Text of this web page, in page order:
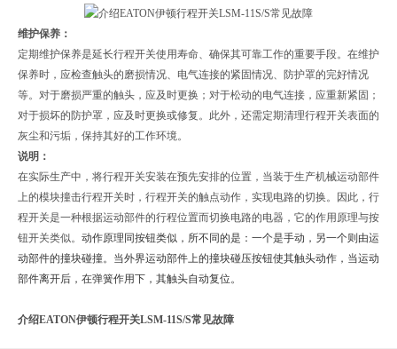
维护保养：
定期维护保养是延长行程开关使用寿命、确保其可靠工作的重要手段。在维护
保养时，应检查触头的磨损情况、电气连接的紧固情况、防护罩的完好情况
等。对于磨损严重的触头，应及时更换；对于松动的电气连接，应重新紧固；
对于损坏的防护罩，应及时更换或修复。此外，还需定期清理行程开关表面的
灰尘和污垢，保持其好的工作环境。
说明：
在实际生产中，将行程开关安装在预先安排的位置，当装于生产机械运动部件
上的模块撞击行程开关时，行程开关的触点动作，实现电路的切换。因此，行
程开关是一种根据运动部件的行程位置而切换电路的电器，它的作用原理与按
钮开关类似。 动作原理同按钮类似，所不同的是：一个是手动，另一个则由运
动部件的撞块碰撞。当外界运动部件上的撞块碰压按钮使其触头动作，当运动
部件离开后，在弹簧作用下，其触头自动复位。
介绍EATON伊顿行程开关LSM-11S/S常见故障